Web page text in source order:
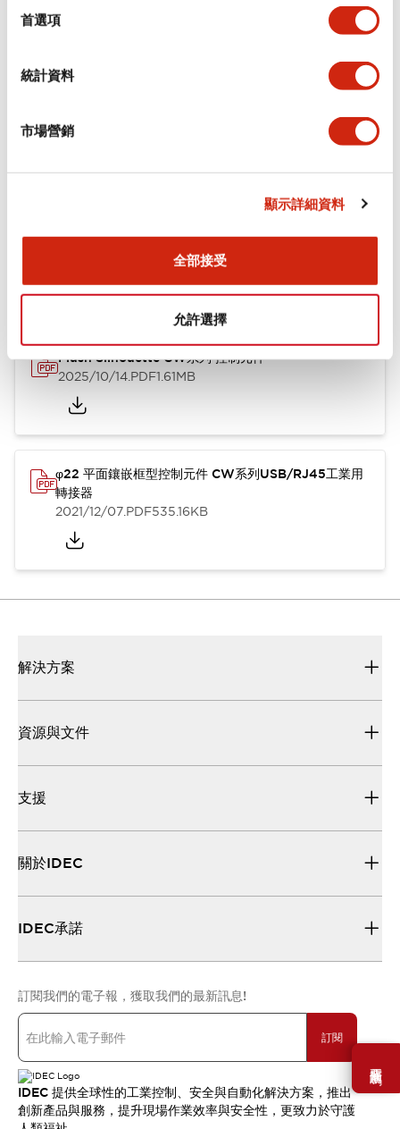
首選項
統計資料
市場營銷
顯示詳細資料
全部接受
允許選擇
需要幫助嗎？
功能規格
機械規格
型錄和宣傳手冊 CAD檔 認證與標準
Flush Silhouette CW系列 控制元件
2025/10/14.PDF1.61MB
φ22 平面鑲嵌框型控制元件 CW系列USB/RJ45工業用
轉接器
2021/12/07.PDF535.16KB
解決方案
資源與文件
支援
關於IDEC
IDEC承諾
訂閱我們的電子報，獲取我們的最新訊息!
訂閱
IDEC 提供全球性的工業控制、安全與自動化解決方案，推出
創新產品與服務，提升現場作業效率與安全性，更致力於守護